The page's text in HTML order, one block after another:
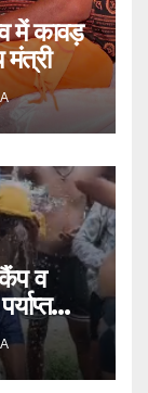
में कावड़
कैंप व